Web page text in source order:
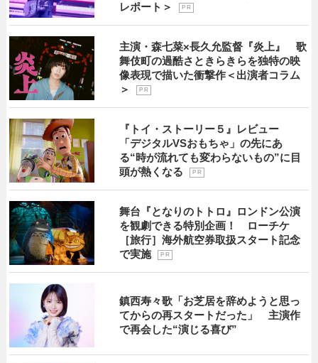
レポート＞
P R
主演・森七菜×長久允監督『炎上』 歌
舞伎町の過酷さときらきらを独特の映
像表現で描いた衝撃作＜出演者コラム
＞
P R
『トイ・ストーリー５』レビュー
「デジタルVSおもちゃ」の先にあ
る“時が流れても変わらないもの”に目
頭が熱くなる
P R
舞台『となりのトトロ』ロンドン公演
を観劇できる特別企画！ ローチケ
［旅行］海外航空券取扱スタート記念
で実施
P R
鎮西寿々歌「お芝居を辞めようと思っ
てからの再スタートだった」 主演作
で再会した“演じる喜び”